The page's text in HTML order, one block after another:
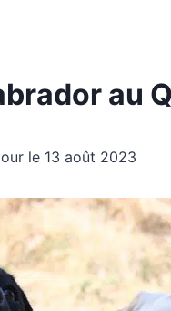
au
le 13 août 2023